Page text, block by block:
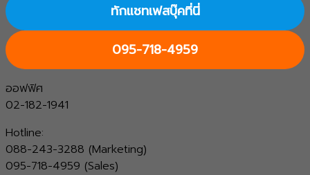
ทักแชทเฟสบุ๊คที่นี่
095-718-4959
ออฟฟิศ
02-182-1941
Hotline:
088-243-3288 (Marketing)
095-718-4959 (Sales)